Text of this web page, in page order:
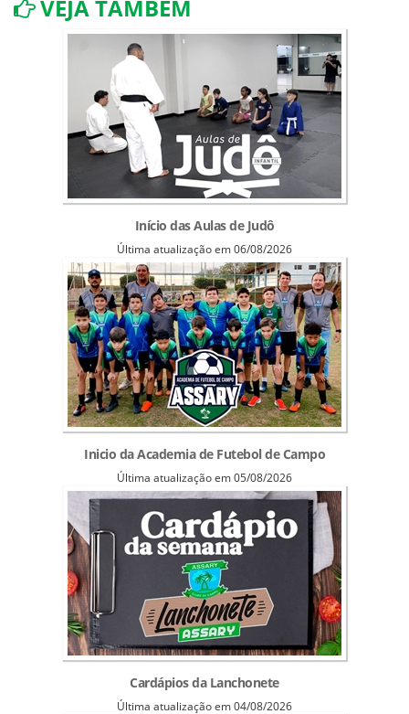
VEJA TAMBÉM
Início das Aulas de Judô
Última atualização em 06/08/2026
Inicio da Academia de Futebol de Campo
Última atualização em 05/08/2026
Cardápios da Lanchonete
Última atualização em 04/08/2026